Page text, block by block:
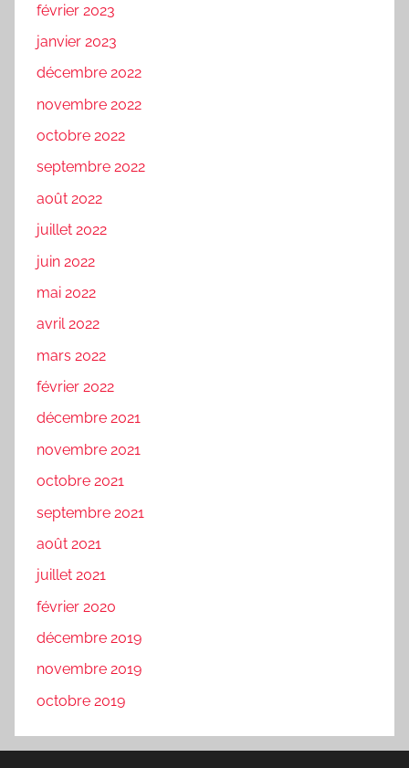
février 2023
janvier 2023
décembre 2022
novembre 2022
octobre 2022
septembre 2022
août 2022
juillet 2022
juin 2022
mai 2022
avril 2022
mars 2022
février 2022
décembre 2021
novembre 2021
octobre 2021
septembre 2021
août 2021
juillet 2021
février 2020
décembre 2019
novembre 2019
octobre 2019